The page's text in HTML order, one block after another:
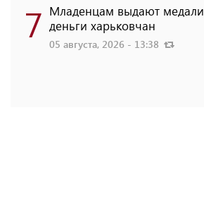
7 Младенцам выдают медали
деньги харьковчан
05 августа, 2026 - 13:38